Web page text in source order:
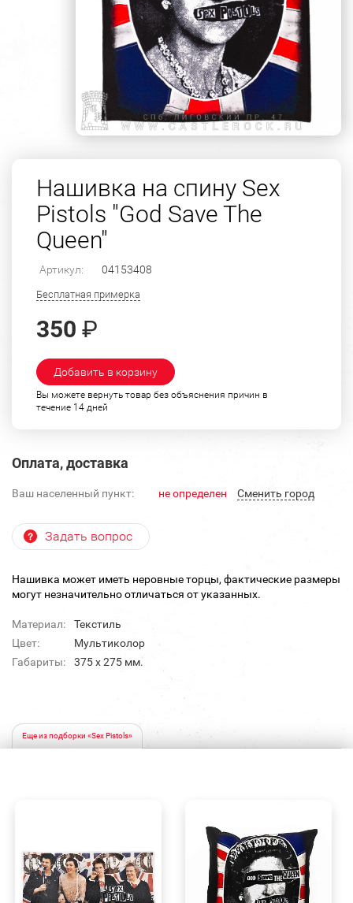
Нашивка на спину Sex
Pistols "God Save The
Queen"
Артикул: 04153408
Бесплатная примерка
350 ₽
Добавить в корзину
Вы можете вернуть товар без объяснения причин в
течение 14 дней
Оплата, доставка
Ваш населенный пункт: не определен Cменить город
Задать вопрос
Нашивка может иметь неровные торцы, фактические размеры
могут незначительно отличаться от указанных.
Материал:
Текстиль
Цвет:
Мультиколор
Габариты:
375 х 275 мм.
Еще из подборки «Sex Pistols»